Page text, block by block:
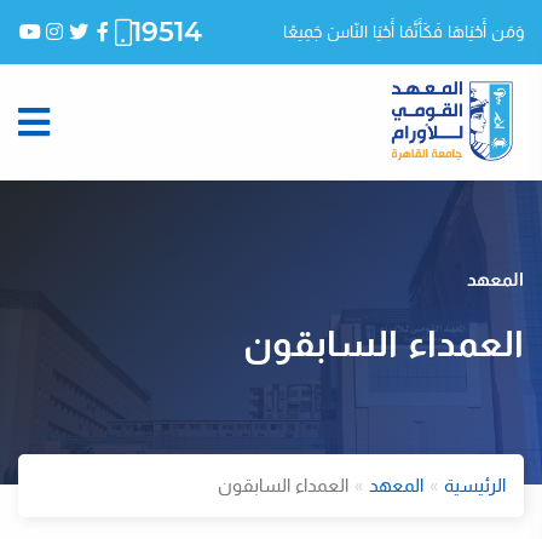
وَمَن أَحْيَاهَا فَكَأَنَّمَا أَحْيَا النّاسَ جَمِيعًا 19514
المعهد
العمداء السابقون
الرئيسية المعهد العمداء السابقون